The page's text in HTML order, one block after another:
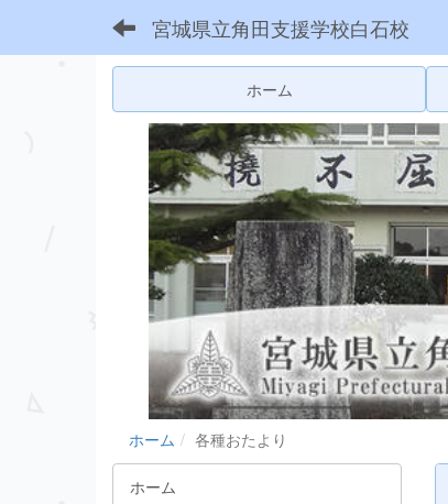
宮城県立角田支援学校白石校
ホーム
ホーム 各種おたより
ホーム